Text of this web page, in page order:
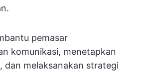
pemasar
komunikasi, menetapkan
dan melaksanakan strategi